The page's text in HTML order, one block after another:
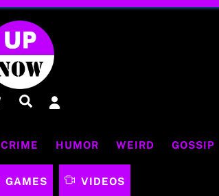
Cart Αναζήτηση
CRIME HUMOR WEIRD GOSSIP
GAMES VIDEOS